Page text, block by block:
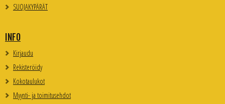
SUOJAKYPÄRÄT
INFO
Kirjaudu
Rekisteröidy
Kokotaulukot
Myynti- ja toimitusehdot